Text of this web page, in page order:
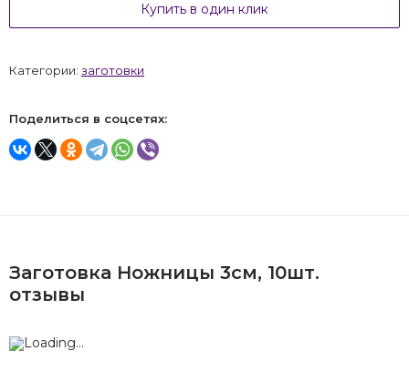
Купить в один клик
Категории: заготовки
Поделиться в соцсетях:
Заготовка Ножницы 3см, 10шт.
отзывы